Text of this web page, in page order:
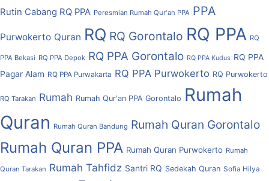
Rutin Cabang RQ PPA Peresmian Rumah Qur'an PPA PPA
Purwokerto Quran RQ RQ Gorontalo RQ PPA RQ
PPA Bekasi RQ PPA Depok RQ PPA Gorontalo RQ PPA Kudus RQ PPA
Pagar Alam RQ PPA Purwakarta RQ PPA Purwokerto RQ Purwokerto
RQ Tarakan Rumah Rumah Qur'an PPA Gorontalo Rumah
Quran Rumah Quran Bandung Rumah Quran Gorontalo
Rumah Quran PPA Rumah Quran Purwokerto Rumah
Quran Tarakan Rumah Tahfidz Santri RQ Sedekah Quran Sofia Hilya